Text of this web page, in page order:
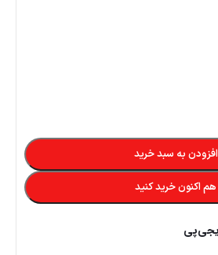
افزودن به سبد خرید
هم اکنون خرید کنید